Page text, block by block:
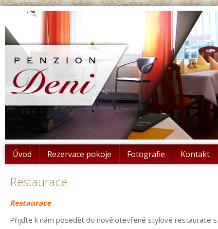
Úvod Rezervace pokoje Fotografie Kontakt
Restaurace
Restaurace
Přijďte k nám posedět do nově otevřené stylové restaurace